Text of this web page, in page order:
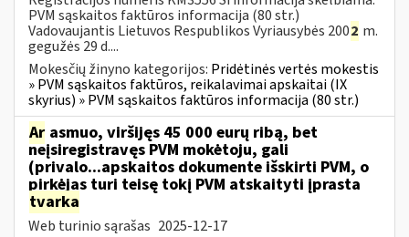
PVM sąskaitos faktūros informacija (80 str.)
Vadovaujantis Lietuvos Respublikos Vyriausybės 2002 m.
gegužės 29 d....
Mokesčių žinyno kategorijos: Pridėtinės vertės mokestis
» PVM sąskaitos faktūros, reikalavimai apskaitai (IX
skyrius) » PVM sąskaitos faktūros informacija (80 str.)
Ar asmuo, viršijęs 45 000 eurų ribą, bet
neįsiregistravęs PVM mokėtoju, gali
(privalo...apskaitos dokumente išskirti PVM, o
pirkėjas turi teisę tokį PVM atskaityti įprasta
tvarka
Web turinio sąrašas 2025-12-17